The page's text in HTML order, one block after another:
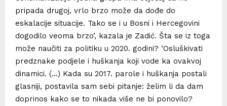
pripada drugoj, vrlo brzo može da dođe do
eskalacije situacije. Tako se i u Bosni i Hercegovini
dogodilo veoma brzo’, kazala je Zadić. Šta se iz toga
može naučiti za politiku u 2020. godini? ‘Osluškivati
predznake podjele i huškanja koji vode ka ovakvoj
dinamici. (…) Kada su 2017. parole i huškanja postali
glasniji, postavila sam sebi pitanje: želim li da dam
doprinos kako se to nikada više ne bi ponovilo?